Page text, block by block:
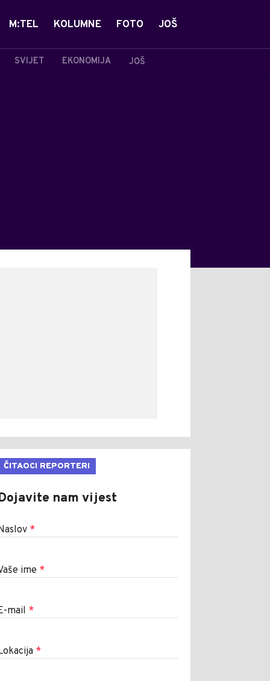
SVIJET EKONOMIJA JOŠ
M:TEL KOLUMNE FOTO JOŠ
ČITAOCI REPORTERI
nam vijest
*
ime *
mail *
*